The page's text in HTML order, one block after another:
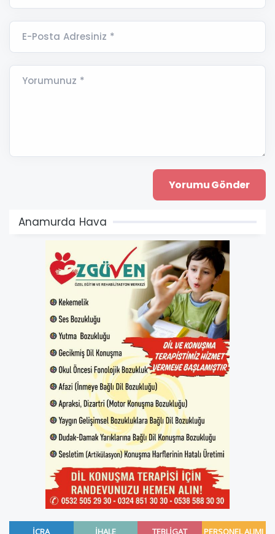
E-Posta Adresiniz *
Yorumunuz *
Anamurda Hava